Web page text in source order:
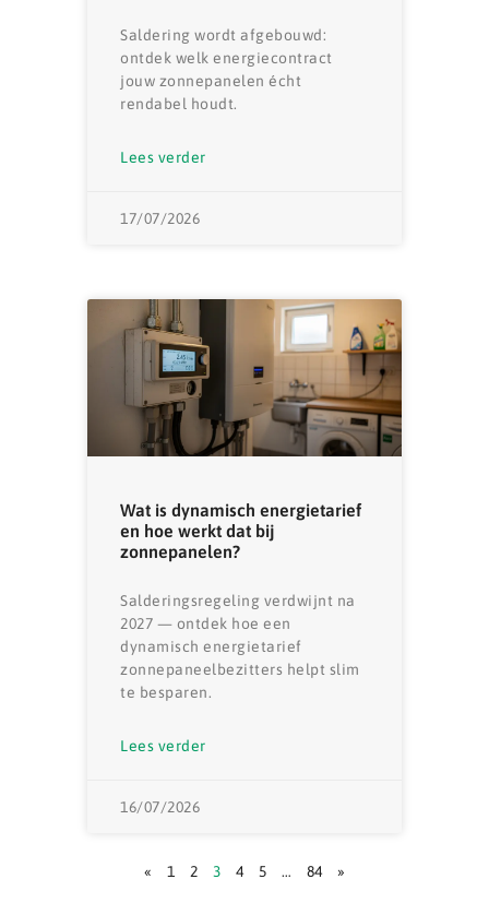
Saldering wordt afgebouwd:
ontdek welk energiecontract
jouw zonnepanelen écht
rendabel houdt.
Lees verder
17/07/2026
Wat is dynamisch energietarief
en hoe werkt dat bij
zonnepanelen?
Salderingsregeling verdwijnt na
2027 — ontdek hoe een
dynamisch energietarief
zonnepaneelbezitters helpt slim
te besparen.
Lees verder
16/07/2026
« 1 2 3 4 5 … 84 »